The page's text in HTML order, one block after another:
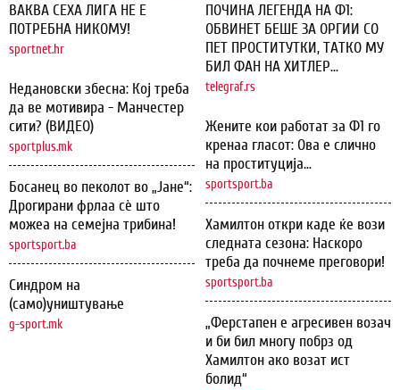
ВАКВА СЕХА ЛИГА НЕ Е
ПОТРЕБНА НИКОМУ!
sportnet.hr
Недановски збесна: Кој треба
да ве мотивира - Манчестер
сити? (ВИДЕО)
sportplus.mk
Босанец во пеколот во „Јане“:
Дрогирани фрлаа сѐ што
можеа на семејна трибина!
sportsport.ba
Синдром на
(само)уништување
g-sport.mk
ПОЧИНА ЛЕГЕНДА НА Ф1:
ОБВИНЕТ БЕШЕ ЗА ОРГИИ СО
ПЕТ ПРОСТИТУТКИ, ТАТКО МУ
БИЛ ФАН НА ХИТЛЕР...
telegraf.rs
Жените кои работат за Ф1 го
кренаа гласот: Ова е слично
на проституција...
sportsport.ba
Хамилтон откри каде ќе вози
следната сезона: Наскоро
треба да почнеме преговори!
sportsport.ba
„Ферстапен е агресивен возач
и би бил многу побрз од
Хамилтон ако возат ист
болид“